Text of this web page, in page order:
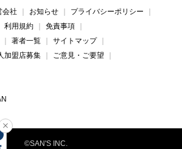
会社 お知らせ
プライバシーポリシー
利用規約
免責事項
著者一覧
サイトマップ
加盟店募集
ご意見・ご要望
©SAN'S INC.